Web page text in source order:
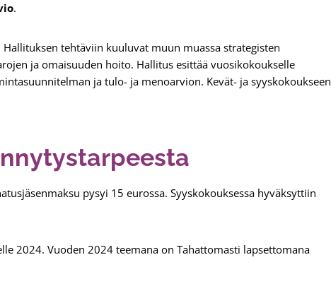
.
tehtäviin kuuluvat muun muassa strategisten
ja omaisuuden hoito. Hallitus esittää vuosikokoukselle
ja tulo- ja menoarvion. Kevät- ja syyskokoukseen
pysyi 15 eurossa. Syyskokouksessa hyväksyttiin
2024. Vuoden 2024 teemana on Tahattomasti lapsettomana